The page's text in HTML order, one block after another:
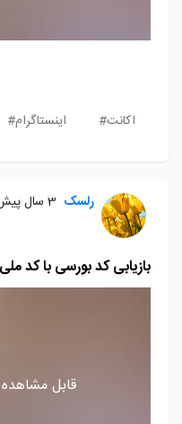
اکانت# اینستاگرام#
رلسک 3 سال پیش
بازیابی کد بورسی با کد ملی
قابل مشاهده